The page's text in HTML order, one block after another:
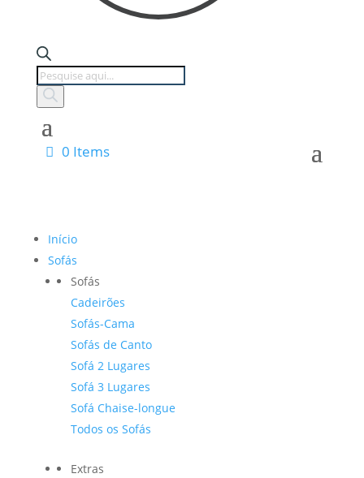
Products
search
0 Items
Início
Sofás
Sofás
Cadeirões
Sofás-Cama
Sofás de Canto
Sofá 2 Lugares
Sofá 3 Lugares
Sofá Chaise-longue
Todos os Sofás
Extras